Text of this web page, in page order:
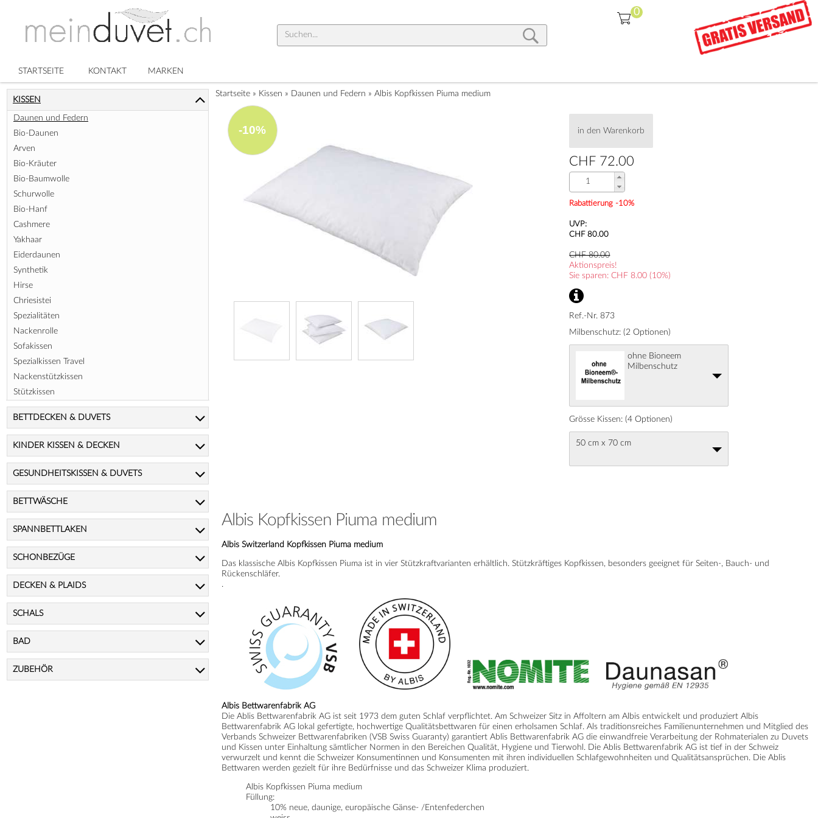
STARTSEITE KONTAKT MARKEN
KISSEN
Daunen und Federn
Bio-Daunen
Arven
Bio-Kräuter
Bio-Baumwolle
Schurwolle
Bio-Hanf
Cashmere
Yakhaar
Eiderdaunen
Synthetik
Hirse
Chriesistei
Spezialitäten
Nackenrolle
Sofakissen
Spezialkissen Travel
Nackenstützkissen
Stützkissen
BETTDECKEN & DUVETS
KINDER KISSEN & DECKEN
GESUNDHEITSKISSEN & DUVETS
BETTWÄSCHE
SPANNBETTLAKEN
SCHONBEZÜGE
DECKEN & PLAIDS
SCHALS
BAD
ZUBEHÖR
Startseite» Kissen » Daunen und Federn » Albis Kopfkissen Piuma medium
-10% in den Warenkorb
CHF 72.00
Rabattierung -10%
UVP:
CHF 80.00
CHF 80.00
Aktionspreis!
Sie sparen: CHF8.00 (10%)
Ref.-Nr. 873
Milbenschutz: (2 Optionen)
ohne Bioneem
Milbenschutz
Grösse Kissen: (4 Optionen)
50 cm x 70 cm
Albis Kopfkissen Piuma medium
Albis Switzerland Kopfkissen Piuma medium
Das klassische Albis Kopfkissen Piuma ist in vier Stützkraftvarianten erhältlich. Stützkräftiges Kopfkissen, besonders geeignet für Seiten-, Bauch- und
Rückenschläfer.
.
Albis Bettwarenfabrik AG
Die Ablis Bettwarenfabrik AG ist seit 1973 dem guten Schlaf verpflichtet. Am Schweizer Sitz in Affoltern am Albis entwickelt und produziert Albis
Bettwarenfabrik AG lokal gefertigte, hochwertige Qualitätsbettwaren für einen erholsamen Schlaf. Als traditionsreiches Familienunternehmen und Mitglied des
Verbands Schweizer Bettwarenfabriken (VSB Swiss Guaranty) garantiert Ablis Bettwarenfabrik AG die einwandfreie Verarbeitung der Rohmaterialen zu Duvets
und Kissen unter Einhaltung sämtlicher Normen in den Bereichen Qualität, Hygiene und Tierwohl. Die Ablis Bettwarenfabrik AG ist tief in der Schweiz
verwurzelt und kennt die Schweizer Konsumentinnen und Konsumenten mit ihren individuellen Schlafgewohnheiten und Qualitätsansprüchen. Die Ablis
Bettwaren werden gezielt für ihre Bedürfnisse und das Schweizer Klima produziert.
Albis Kopfkissen Piuma medium
Füllung:
10% neue, daunige, europäische Gänse- /Entenfederchen